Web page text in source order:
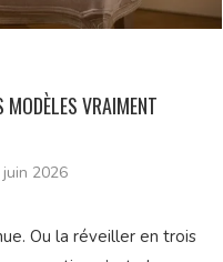
VRAIMENT
juin 2026
Ou la réveiller en trois